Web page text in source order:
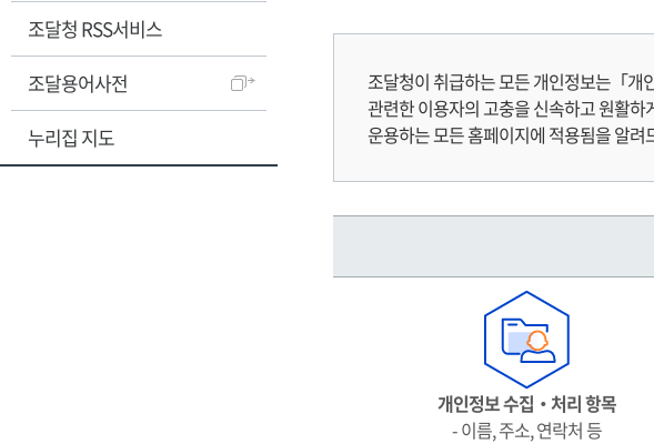
조달청 RSS서비스
조달용어사전
누리집 지도
조달청이 취급하는 모든 개인정보는「개
관련한 이용자의 고충을 신속하고 원활
운용하는 모든 홈페이지에 적용됨을 알려
개
개인정보 수집‧처리 항목
- 이름, 주소, 연락처 등